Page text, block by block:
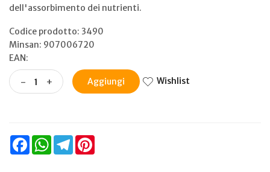
dell'assorbimento dei nutrienti.
Codice prodotto: 3490
Minsan: 907006720
EAN:
- + Aggiungi Wishlist
FacebookWhatsAppTelegram